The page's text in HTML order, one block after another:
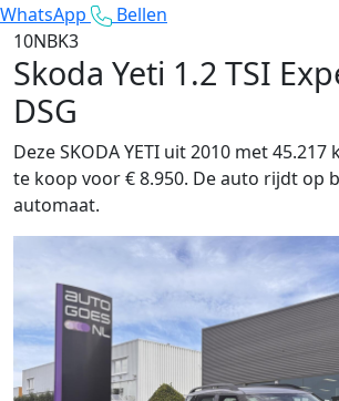
WhatsApp
Bellen
10NBK3
Skoda Yeti 1.2 TSI
DSG
Deze SKODA YETI uit 2010 met
te koop voor € 8.950. De auto rijdt op
automaat.